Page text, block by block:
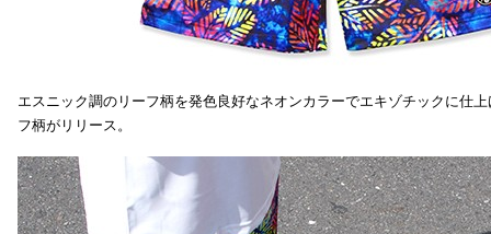
エスニック調のリーフ柄を発色良好なネオンカラーでエキゾチックに仕
フ柄がリリース。